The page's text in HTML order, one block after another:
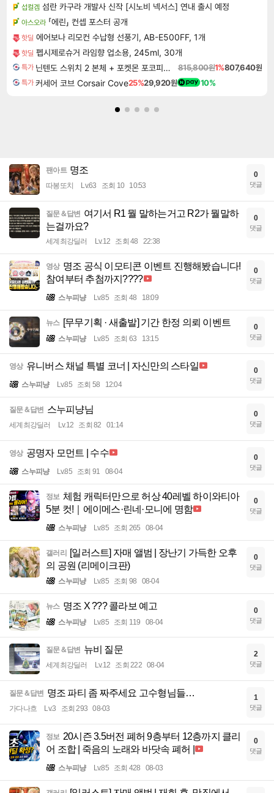
섭컬겜 섬란 카구라 개발사 신작 [시노비 넥서스] 연내 출시 예정
아스오라 「에린」 컨셉 포스터 공개
핫딜 에어보나 리모컨 수납형 선풍기, AB-E500FF, 1개
핫딜 펩시제로슈거 라임향 업소용, 245ml, 30개
특가 닌텐도 스위치 2 본체 + 포켓몬 포코피아 + 포켓몬스터 레전드 ZA 닌텐도 스위치 2 에디션 번들 815,800원1%807,640원
특가 커세어 코브 Corsair Cove25%29,920원 10%
팬아트 명조
따봉또치 Lv.63 조회 10 10:53
0
댓글
질문＆답변 여기서 R1 뭘 말하는거고 R2가 뭘말하
는걸까요?
세계최강딜러 Lv.12 조회 48 22:38
0
댓글
영상 명조 공식 이모티콘 이벤트 진행해봤습니다!
참여부터 추첨까지????
스누피냥 Lv.85 조회 48 18:09
0
댓글
뉴스 [무무기획 · 새출발] 기간 한정 의뢰 이벤트
스누피냥 Lv.85 조회 63 13:15
0
댓글
영상 유니버스 채널 특별 코너 | 자신만의 스타일
스누피냥 Lv.85 조회 58 12:04
0
댓글
질문＆답변 스누피냥님
세계최강딜러 Lv.12 조회 82 01:14
0
댓글
영상 공명자 모먼트 | 수수
스누피냥 Lv.85 조회 91 08-04
0
댓글
정보 체험 캐릭터만으로 허상 40레벨 하이와티아
5분 컷!｜에이메스·린네·모니에 명함
스누피냥 Lv.85 조회 265 08-04
0
댓글
갤러리 [일러스트] 자매 앨범 | 장난기 가득한 오후
의 공원 (리메이크판)
스누피냥 Lv.85 조회 98 08-04
0
댓글
뉴스 명조 X ??? 콜라보 예고
스누피냥 Lv.85 조회 119 08-04
0
댓글
질문＆답변 뉴비 질문
세계최강딜러 Lv.12 조회 222 08-04
2
댓글
질문＆답변 명조 파티 좀 짜주세요 고수형님들…
가다나흐 Lv.3 조회 293 08-03
1
댓글
정보 20시즌 3.5버전 폐허 9층부터 12층까지 클리
어 조합 | 죽음의 노래와 바닷속 폐허 |
스누피냥 Lv.85 조회 428 08-03
0
댓글